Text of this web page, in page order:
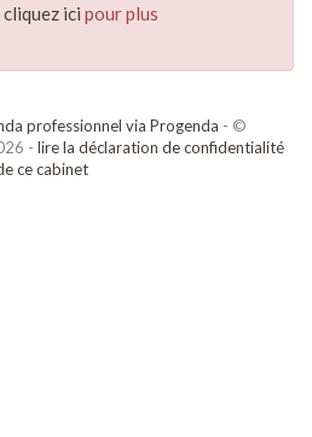
cliquez ici pour plus
professionnel via Progenda - ©
- lire la déclaration de confidentialité
ce cabinet